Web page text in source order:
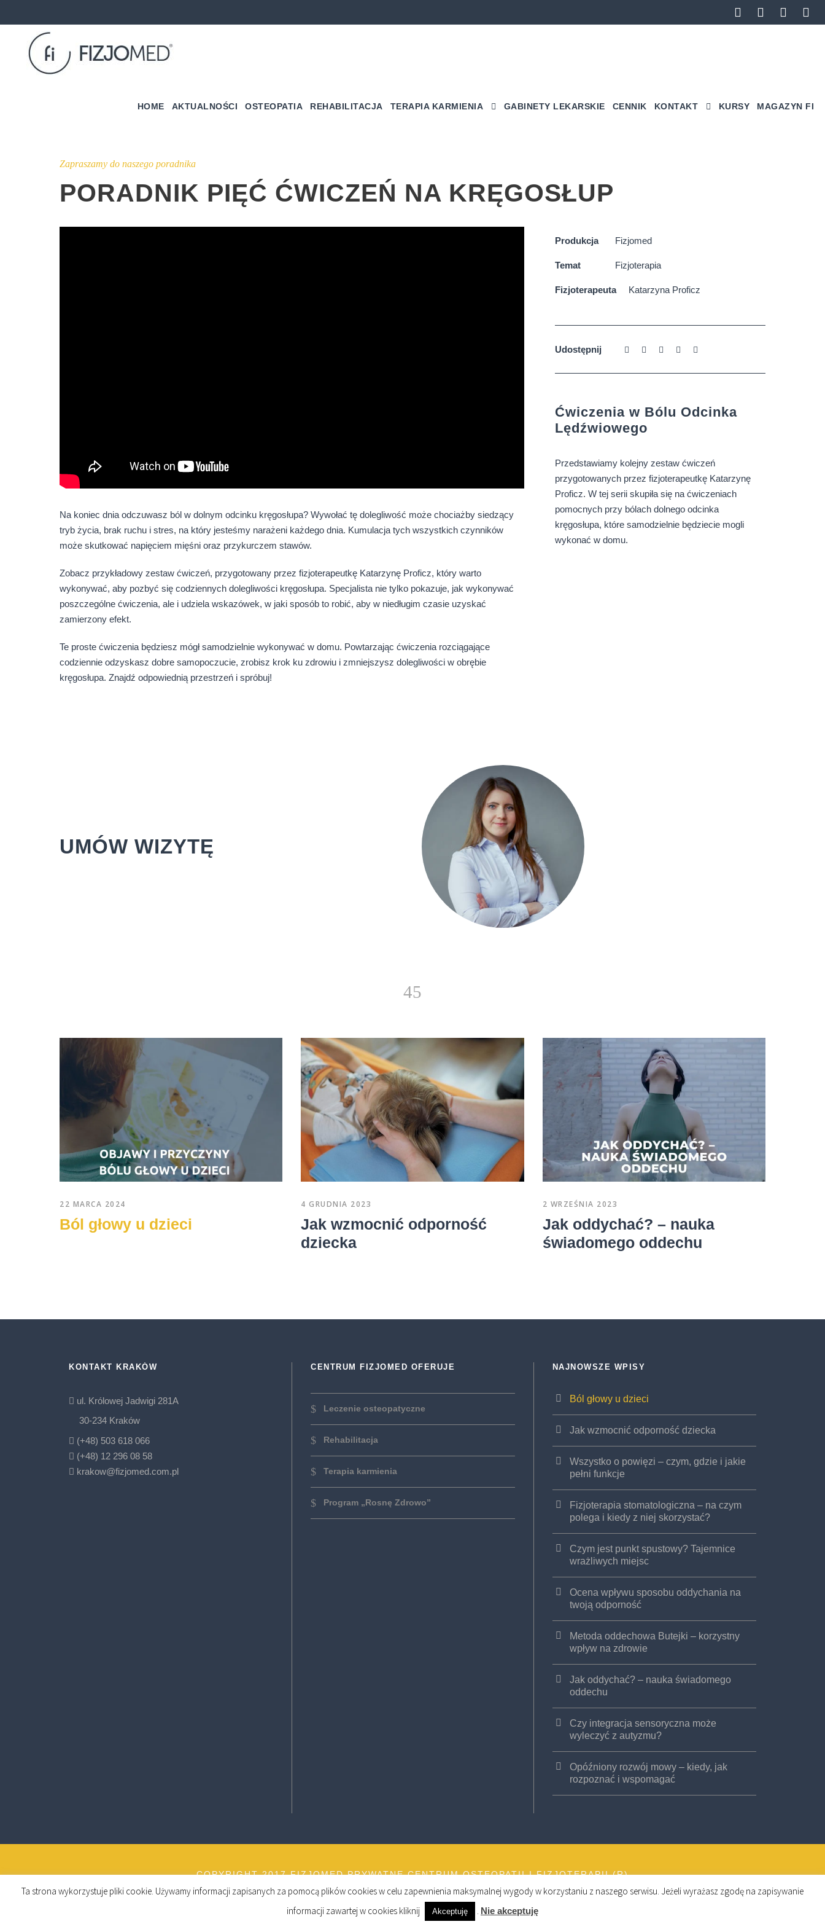
HOME AKTUALNOŚCI OSTEOPATIA REHABILITACJA TERAPIA KARMIENIA GABINETY LEKARSKIE CENNIK KONTAKT KURSY MAGAZYN FI
Zapraszamy do naszego poradnika
PORADNIK PIĘĆ ĆWICZEŃ NA KRĘGOSŁUP
Na koniec dnia odczuwasz ból w dolnym odcinku kręgosłupa? Wywołać tę dolegliwość może chociażby siedzący
tryb życia, brak ruchu i stres, na który jesteśmy narażeni każdego dnia. Kumulacja tych wszystkich czynników
może skutkować napięciem mięśni oraz przykurczem stawów.
Zobacz przykładowy zestaw ćwiczeń, przygotowany przez fizjoterapeutkę Katarzynę Proficz, który warto
wykonywać, aby pozbyć się codziennych dolegliwości kręgosłupa. Specjalista nie tylko pokazuje, jak wykonywać
poszczególne ćwiczenia, ale i udziela wskazówek, w jaki sposób to robić, aby w niedługim czasie uzyskać
zamierzony efekt.
Te proste ćwiczenia będziesz mógł samodzielnie wykonywać w domu. Powtarzając ćwiczenia rozciągające
codziennie odzyskasz dobre samopoczucie, zrobisz krok ku zdrowiu i zmniejszysz dolegliwości w obrębie
kręgosłupa. Znajdź odpowiednią przestrzeń i spróbuj!
Produkcja Fizjomed
Temat Fizjoterapia
Fizjoterapeuta Katarzyna Proficz
Udostępnij
Ćwiczenia w Bólu Odcinka
Lędźwiowego
Przedstawiamy kolejny zestaw ćwiczeń
przygotowanych przez fizjoterapeutkę Katarzynę
Proficz. W tej serii skupiła się na ćwiczeniach
pomocnych przy bólach dolnego odcinka
kręgosłupa, które samodzielnie będziecie mogli
wykonać w domu.
UMÓW WIZYTĘ
22 MARCA 2024
Ból głowy u dzieci
4 GRUDNIA 2023
Jak wzmocnić odporność
dziecka
2 WRZEŚNIA 2023
Jak oddychać? – nauka
świadomego oddechu
KONTAKT KRAKÓW
ul. Królowej Jadwigi 281A
30-234 Kraków
(+48) 503 618 066
(+48) 12 296 08 58
krakow@fizjomed.com.pl
CENTRUM FIZJOMED OFERUJE
Leczenie osteopatyczne
Rehabilitacja
Terapia karmienia
Program „Rosnę Zdrowo”
NAJNOWSZE WPISY
Ból głowy u dzieci
Jak wzmocnić odporność dziecka
Wszystko o powięzi – czym, gdzie i jakie
pełni funkcje
Fizjoterapia stomatologiczna – na czym
polega i kiedy z niej skorzystać?
Czym jest punkt spustowy? Tajemnice
wrażliwych miejsc
Ocena wpływu sposobu oddychania na
twoją odporność
Metoda oddechowa Butejki – korzystny
wpływ na zdrowie
Jak oddychać? – nauka świadomego
oddechu
Czy integracja sensoryczna może
wyleczyć z autyzmu?
Opóźniony rozwój mowy – kiedy, jak
rozpoznać i wspomagać
COPYRIGHT 2017 FIZJOMED PRYWATNE CENTRUM OSTEOPATII I FIZJOTERAPII (R)
Ta strona wykorzystuje pliki cookie. Używamy informacji zapisanych za pomocą plików cookies w celu zapewnienia maksymalnej wygody w korzystaniu z naszego serwisu. Jeżeli wyrażasz zgodę na zapisywanie
informacji zawartej w cookies kliknij
Akceptuję . Nie akceptuję